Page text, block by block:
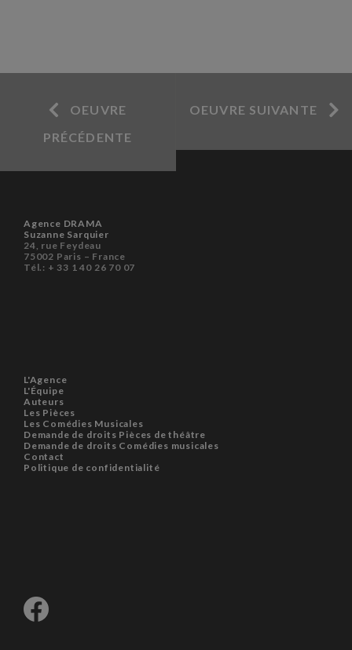
OEUVRE
PRÉCÉDENTE
OEUVRE SUIVANTE
Agence DRAMA
Suzanne Sarquier
24, rue Feydeau
75002 Paris – France
Tél.: + 33 1 40 26 70 07
L'Agence
L'Équipe
Auteurs
Les Pièces
Les Comédies Musicales
Demande de droits Pièces de théâtre
Demande de droits Comédies musicales
Contact
Politique de confidentialité